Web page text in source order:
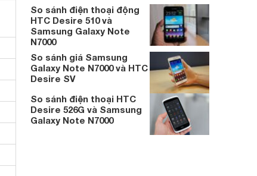
So sánh điện thoại động
HTC Desire 510 và
Samsung Galaxy Note
N7000
So sánh giá Samsung
Galaxy Note N7000 và HTC
Desire SV
So sánh điện thoại HTC
Desire 526G và Samsung
Galaxy Note N7000